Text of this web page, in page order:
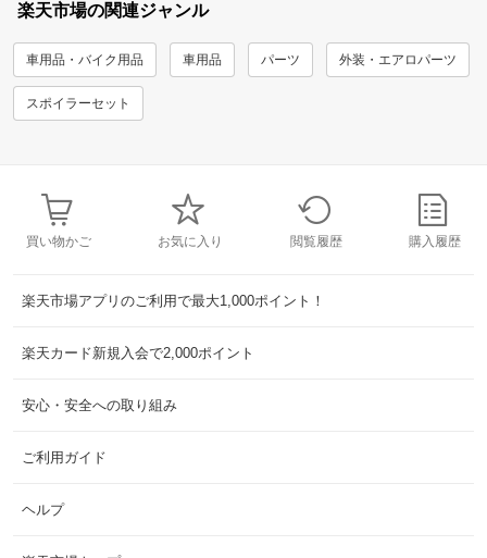
楽天市場の関連ジャンル
車用品・バイク用品 車用品 パーツ 外装・エアロパーツ
スポイラーセット
買い物かご お気に入り 閲覧履歴 購入履歴
楽天市場アプリのご利用で最大1,000ポイント！
楽天カード新規入会で2,000ポイント
安心・安全への取り組み
ご利用ガイド
ヘルプ